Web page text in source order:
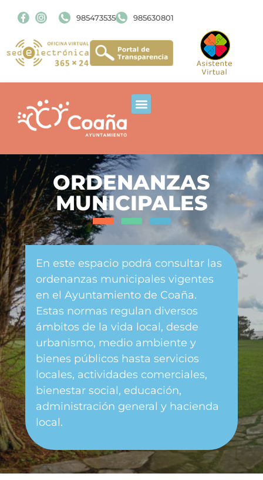
985473535 985630801
ORDENANZAS
MUNICIPALES
En este espacio podrá consultar las
ordenanzas municipales vigentes
en el Ayuntamiento de Coaña.
Estas normas regulan diversos
ámbitos de la vida local, desde
urbanismo, medio ambiente y
bienes públicos hasta servicios
locales, actividades comerciales,
bienestar social, educación,
administración general y hacienda
local.